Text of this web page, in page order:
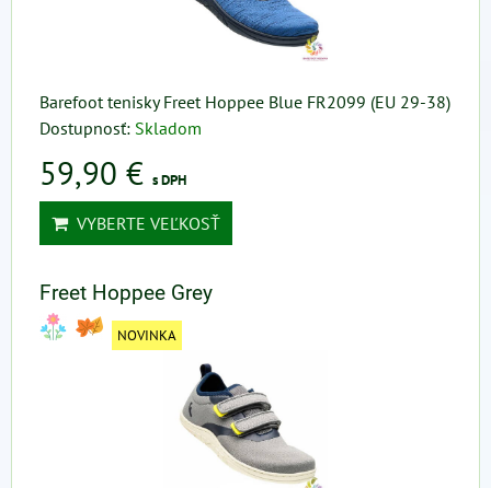
Barefoot tenisky Freet Hoppee Blue FR2099 (EU 29-38)
Dostupnosť: Skladom
59,90 € s DPH
VYBERTE VEĽKOSŤ
Freet Hoppee Grey
NOVINKA